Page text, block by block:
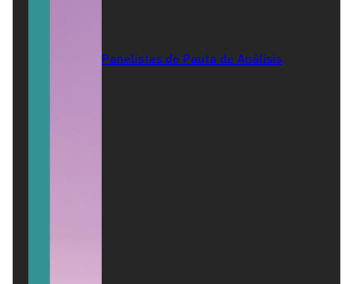
Panelistas de Pauta de Análisis